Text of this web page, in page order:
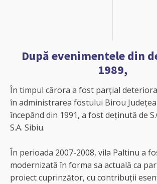
După evenimentele din
1989,
În timpul cărora a fost parțial
în administrarea fostului Birou
începând din 1991, a fost deținută de
S.A. Sibiu.
În perioada 2007-2008, vila Paltinu a
modernizată în forma sa actuală ca
proiect cuprinzător, cu contribuții